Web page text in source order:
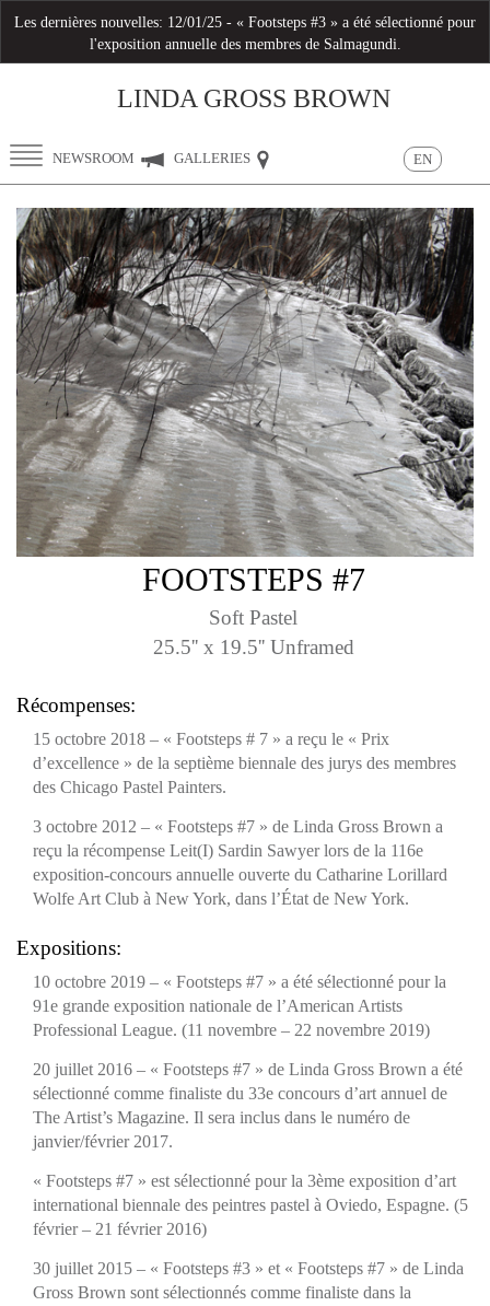
Les dernières nouvelles: 12/01/25 - « Footsteps #3 » a été sélectionné pour
l'exposition annuelle des membres de Salmagundi.
LINDA GROSS BROWN
ToggleNEWSROOM GALLERIES EN
FOOTSTEPS #7
Soft Pastel
25.5'' x 19.5'' Unframed
Récompenses:
15 octobre 2018 – « Footsteps # 7 » a reçu le « Prix
d’excellence » de la septième biennale des jurys des membres
des Chicago Pastel Painters.
3 octobre 2012 – « Footsteps #7 » de Linda Gross Brown a
reçu la récompense Leit(I) Sardin Sawyer lors de la 116e
exposition-concours annuelle ouverte du Catharine Lorillard
Wolfe Art Club à New York, dans l’État de New York.
Expositions:
10 octobre 2019 – « Footsteps #7 » a été sélectionné pour la
91e grande exposition nationale de l’American Artists
Professional League. (11 novembre – 22 novembre 2019)
20 juillet 2016 – « Footsteps #7 » de Linda Gross Brown a été
sélectionné comme finaliste du 33e concours d’art annuel de
The Artist’s Magazine. Il sera inclus dans le numéro de
janvier/février 2017.
« Footsteps #7 » est sélectionné pour la 3ème exposition d’art
international biennale des peintres pastel à Oviedo, Espagne. (5
février – 21 février 2016)
30 juillet 2015 – « Footsteps #3 » et « Footsteps #7 » de Linda
Gross Brown sont sélectionnés comme finaliste dans la